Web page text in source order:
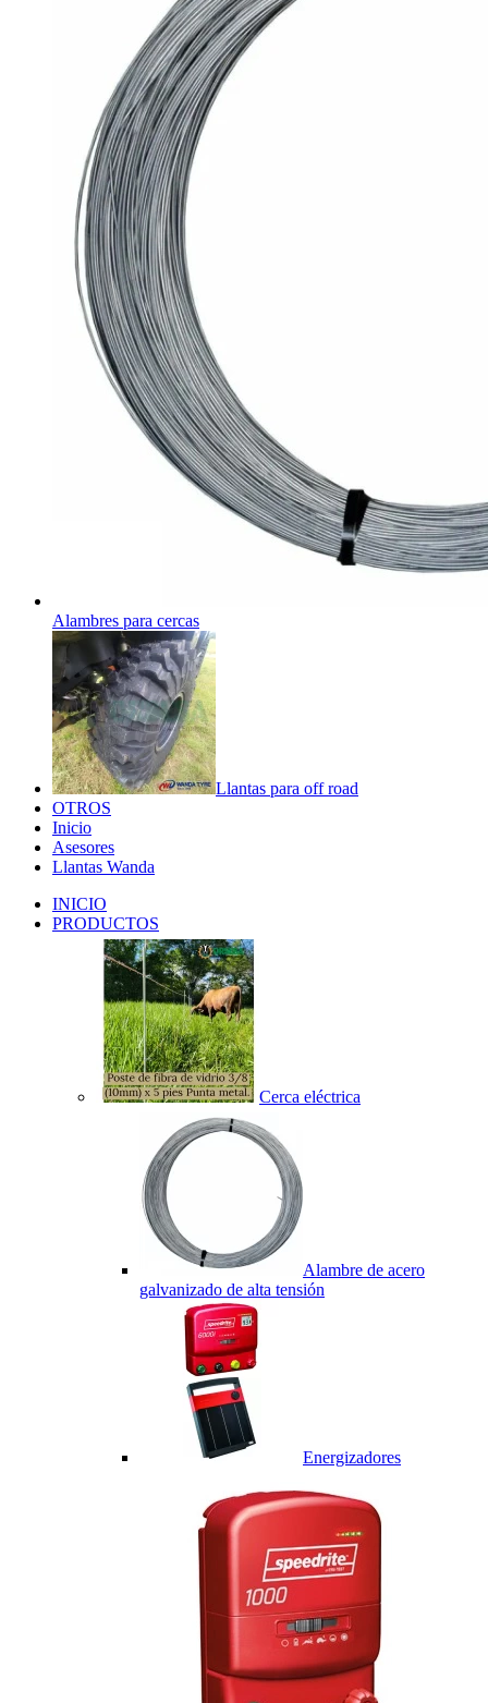
Alambres para cercas
Llantas para off road
OTROS
Inicio
Asesores
Llantas Wanda
INICIO
PRODUCTOS
Cerca eléctrica
Alambre de acero
galvanizado de alta tensión
Energizadores